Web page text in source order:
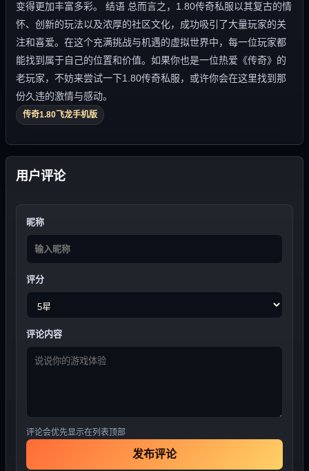
变得更加丰富多彩。 结语 总而言之，1.80传奇私服以其复古的情
怀、创新的玩法以及浓厚的社区文化，成功吸引了大量玩家的关
注和喜爱。在这个充满挑战与机遇的虚拟世界中，每一位玩家都
能找到属于自己的位置和价值。如果你也是一位热爱《传奇》的
老玩家，不妨来尝试一下1.80传奇私服，或许你会在这里找到那
份久违的激情与感动。
传奇1.80飞龙手机版
用户评论
昵称
评分
评论内容
评论会优先显示在列表顶部
发布评论